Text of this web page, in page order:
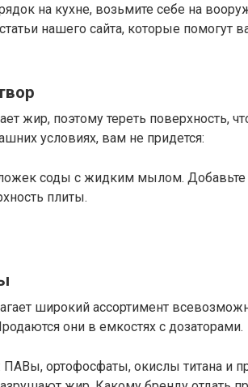
на кухне, возьмите себе на
нашего сайта, которые помогут
жир, поэтому тереть поверхность,
условиях, вам не придется:
соды с жидким мылом.
плиты.
широкий ассортимент
они в емкостях с дозаторами.
ПАВы, ортофосфаты, окислы титана и